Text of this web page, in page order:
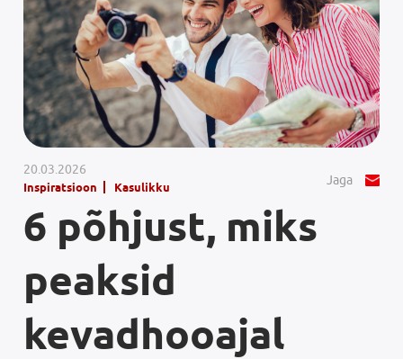
20.03.2026
Inspiratsioon Kasulikku
Jaga
6 põhjust, miks
peaksid
kevadhooajal